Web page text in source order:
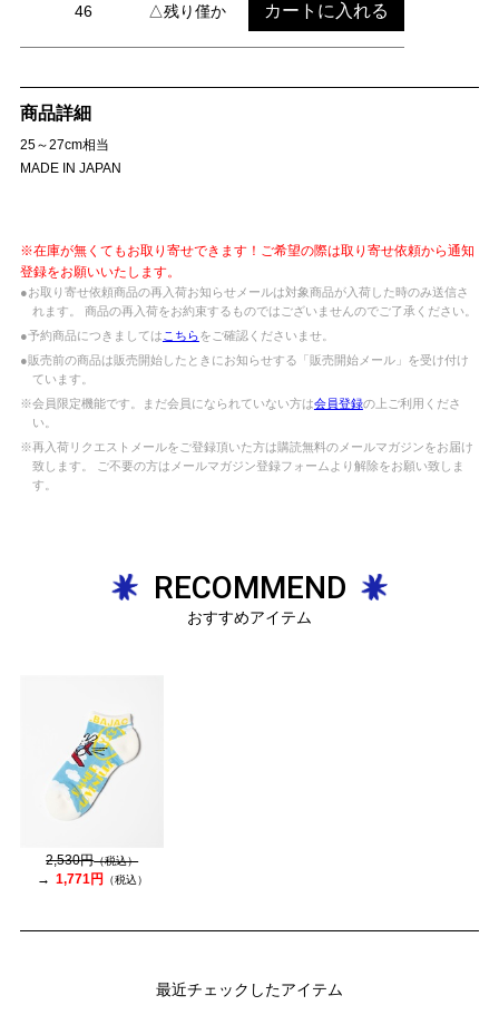
46 △残り僅か カートに入れる
商品詳細
25～27cm相当
MADE IN JAPAN
※在庫が無くてもお取り寄せできます！ご希望の際は取り寄せ依頼から通知
登録をお願いいたします。
●お取り寄せ依頼商品の再入荷お知らせメールは対象商品が入荷した時のみ送信さ
れます。 商品の再入荷をお約束するものではございませんのでご了承ください。
●予約商品につきましては こちらをご確認くださいませ。
●販売前の商品は販売開始したときにお知らせする「販売開始メール」を受け付け
ています。
※会員限定機能です。まだ会員になられていない方は会員登録の上ご利用くださ
い。
※再入荷リクエストメールをご登録頂いた方は購読無料のメールマガジンをお届け
致します。 ご不要の方はメールマガジン登録フォームより解除をお願い致しま
す。
RECOMMEND
おすすめアイテム
2,530円（税込）
1,771円 （税込）
最近チェックしたアイテム